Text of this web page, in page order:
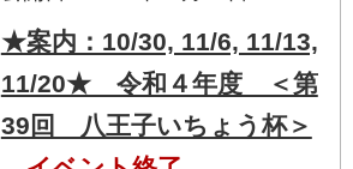
★案内：10/30, 11/6, 11/13,
11/20★ 令和４年度 ＜第
39回 八王子いちょう杯＞